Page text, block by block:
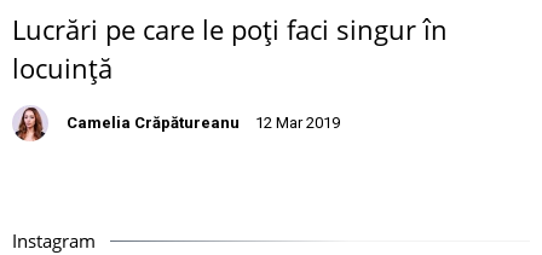
Lucrări pe care le poţi faci singur în
locuinţă
Camelia Crăpătureanu 12 Mar 2019
Instagram